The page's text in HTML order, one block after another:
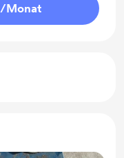
/Monat